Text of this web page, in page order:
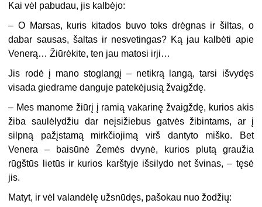
Kai vėl pabudau, jis kalbėjo:
– O Marsas, kuris kitados buvo toks drėgnas ir šiltas, o
dabar sausas, šaltas ir nesvetingas? Ką jau kalbėti apie
Venerą… Žiūrėkite, ten jau matosi irji…
Jis rodė į mano stoglangį – netikrą langą, tarsi išvydęs
visada giedrame danguje patekėjusią žvaigždę.
– Mes manome žiūrį į ramią vakarinę žvaigždę, kurios akis
žiba saulėlydžiu dar neįsižiebus gatvės žibintams, ar į
silpną pažįstamą mirkčiojimą virš dantyto miško. Bet
Venera – baisūnė Žemės dvynė, kurios plutą graužia
rūgštūs lietūs ir kurios karštyje išsilydo net švinas, – tęsė
jis.
Matyt, ir vėl valandėlę užsnūdęs, pašokau nuo žodžių: